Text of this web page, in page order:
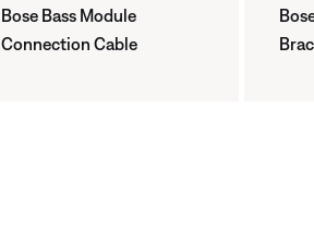
Bose Bass Module
Connection Cable